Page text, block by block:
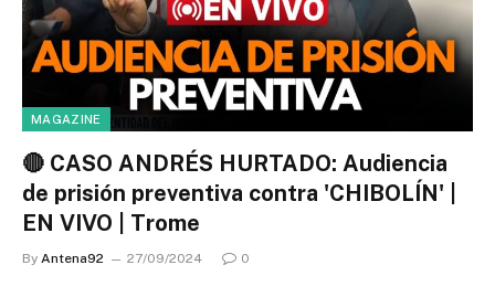
MAGAZINE
🔴 CASO ANDRÉS HURTADO: Audiencia
de prisión preventiva contra 'CHIBOLÍN' |
EN VIVO | Trome
By Antena92 27/09/2024 0